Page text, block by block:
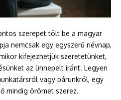
szerepet tölt be a magyar
nemcsak egy egyszerű névnap,
kifejezhetjük szeretetünket,
az ünnepelt iránt. Legyen
vagy párunkról, egy
mindig örömet szerez.